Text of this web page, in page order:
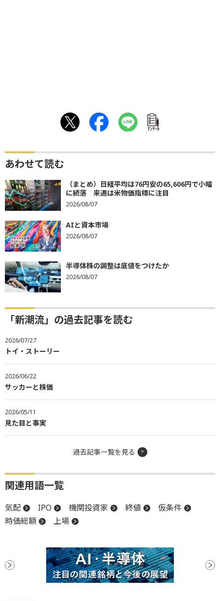
ｱﾝｹｰﾄ
あわせて読む
（まとめ）日経平均は76円安の65,606円で小幅
に続落 来週は米物価指標に注目
2026/08/07
AIと資本市場
2026/08/07
半導体株の調整は底値をつけたか
2026/08/07
「新潮流」の過去記事を読む
2026/07/27
トイ・ストーリー
2026/06/22
サッカーと株価
2026/05/11
見た目と事実
過去記事一覧を見る
関連用語一覧
気配 IPO 機関投資家 終値
仮条件
時価総額
上場